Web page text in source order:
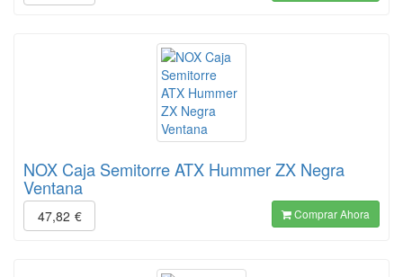
NOX Caja Semitorre ATX Hummer ZX Negra
Ventana
47,82 € Comprar Ahora